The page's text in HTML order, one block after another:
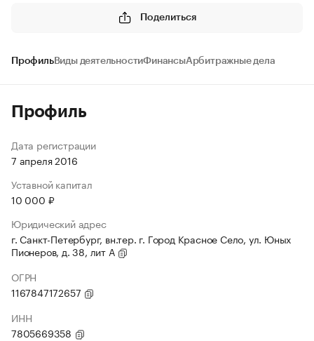
Поделиться
ПрофильВиды деятельностиФинансыАрбитражные дела
Профиль
Дата регистрации
7 апреля 2016
Уставной капитал
10 000 ₽
Юридический адрес
г. Санкт-Петербург, вн.тер. г. Город Красное Село, ул. Юных
Пионеров, д. 38, лит А
ОГРН
1167847172657
ИНН
7805669358